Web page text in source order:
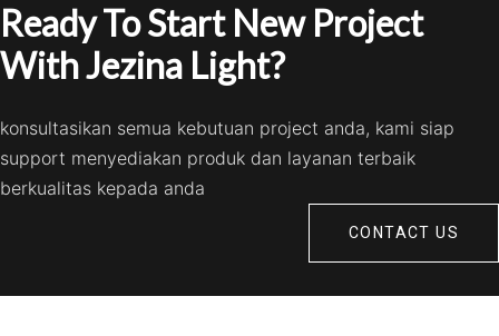
Ready To Start New Project
With Jezina Light?
konsultasikan semua kebutuan project anda, kami siap
support menyediakan produk dan layanan terbaik
berkualitas kepada anda
CONTACT US